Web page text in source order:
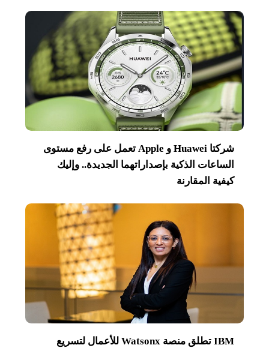
شركتا Huawei و Apple تعمل على رفع مستوى
الساعات الذكية بإصداراتهما الجديدة.. وإليك
كيفية المقارنة
IBM تطلق منصة Watsonx للأعمال لتسريع